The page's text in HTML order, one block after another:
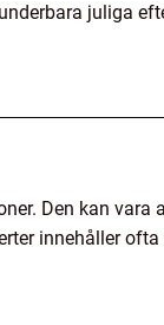
juliga
Den kan
innehåller ofta